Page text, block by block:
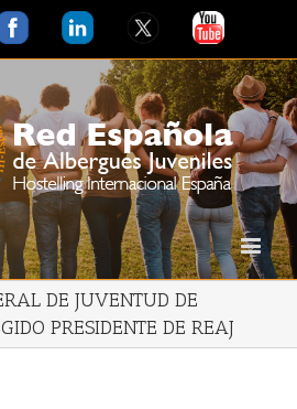
DE JUVENTUD DE
PRESIDENTE DE REAJ